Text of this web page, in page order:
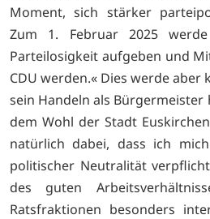
Moment, sich stärker
Zum 1. Februar 2025
Parteilosigkeit aufgeben und
CDU werden.« Dies werde
sein Handeln als Bürgermeister
dem Wohl der Stadt
natürlich dabei, dass ich
politischer Neutralität
des guten
Ratsfraktionen besonders